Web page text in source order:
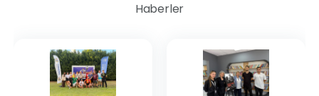
Haberler